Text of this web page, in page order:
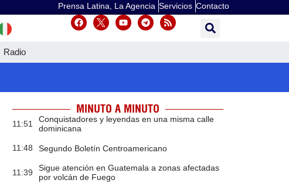
Prensa Latina, La Agencia Servicios Contacto
Radio
MINUTO A MINUTO
11:51
Conquistadores y leyendas en una misma calle
dominicana
11:48 Segundo Boletín Centroamericano
11:39
Sigue atención en Guatemala a zonas afectadas
por volcán de Fuego